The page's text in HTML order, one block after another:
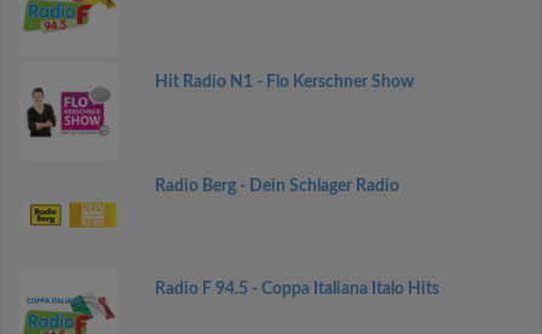
Hit Radio N1 - Flo Kerschner Show
Radio Berg - Dein Schlager Radio
Radio F 94.5 - Coppa Italiana Italo Hits